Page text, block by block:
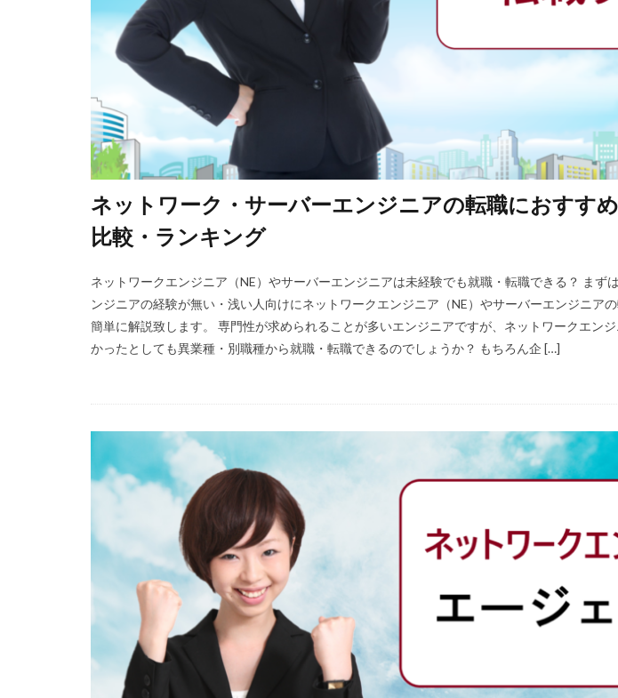
ネットワーク・サーバーエンジニアの転職におすす
比較・ランキング
ネットワークエンジニア（NE）やサーバーエンジニアは未経験でも就職・転職できる？ まず
ンジニアの経験が無い・浅い人向けにネットワークエンジニア（NE）やサーバーエンジニア
簡単に解説致します。 専門性が求められることが多いエンジニアですが、ネットワークエン
かったとしても異業種・別職種から就職・転職できるのでしょうか？ もちろん企 […]